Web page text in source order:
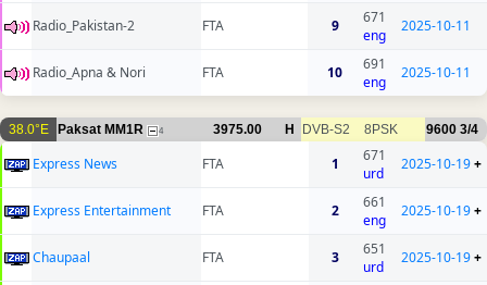
Radio_Pakistan-2 FTA 9
671
eng
2025-10-11
Radio_Apna & Nori FTA 10
691
eng
2025-10-11
38.0°E Paksat MM1R 4 3975.00 H DVB-S2 8PSK 9600 3/4
Express News FTA 1
671
urd
2025-10-19+
Express Entertainment FTA 2
661
eng
2025-10-19+
Chaupaal FTA 3
651
urd
2025-10-19+